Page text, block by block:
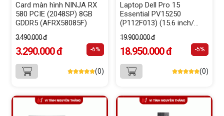
Card màn hình NINJA RX
580 PCIE (2048SP) 8GB
GDDR5 (AFRX58085F)
3.490.000 đ
3.290.000 đ -6%
(0)
Laptop Dell Pro 15
Essential PV15250
(P112F013) (15.6 inch/
1355U/ 8GB DDR5/ SSD
512GB/ Ubuntu/ Carbon
19.900.000 đ
18.950.000 đ -5%
(0)